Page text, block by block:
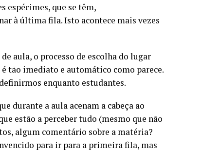
espécimes, que se têm,
à última fila. Isto acontece mais vezes
aula, o processo de escolha do lugar
tão imediato e automático como parece.
enquanto estudantes.
durante a aula acenam a cabeça ao
estão a perceber tudo (mesmo que não
algum comentário sobre a matéria?
para ir para a primeira fila, mas